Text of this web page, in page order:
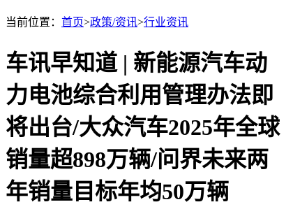
当前位置： 首页>政策/资讯>行业资讯
车讯早知道 | 新能源汽车动
力电池综合利用管理办法即
将出台/大众汽车2025年全球
销量超898万辆/问界未来两
年销量目标年均50万辆